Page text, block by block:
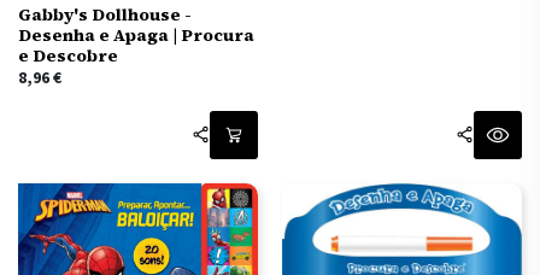
Gabby's Dollhouse -
Desenha e Apaga | Procura
e Descobre
8,96€